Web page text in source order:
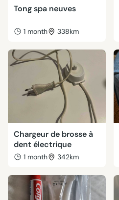
Tong spa neuves
1 month 338km
Chargeur de brosse à
dent électrique
1 month 342km